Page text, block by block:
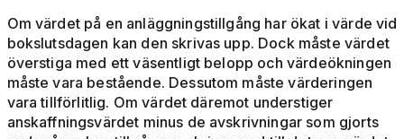
Om värdet på en anläggningstillgång har ökat i värde vid
bokslutsdagen kan den skrivas upp. Dock måste värdet
överstiga med ett väsentligt belopp och värdeökningen
måste vara bestående. Dessutom måste värderingen
vara tillförlitlig. Om värdet däremot understiger
anskaffningsvärdet minus de avskrivningar som gjorts